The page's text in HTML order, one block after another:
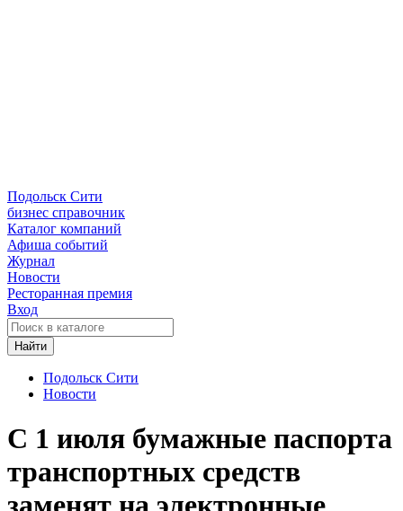
Подольск Сити
бизнес справочник
Каталог компаний
Афиша событий
Журнал
Новости
Ресторанная премия
Вход
Найти
Подольск Сити
Новости
С 1 июля бумажные паспорта
транспортных средств
заменят на электронные